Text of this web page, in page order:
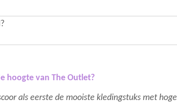
hoogte van The Outlet?
als eerste de mooiste kledingstuks met hoge